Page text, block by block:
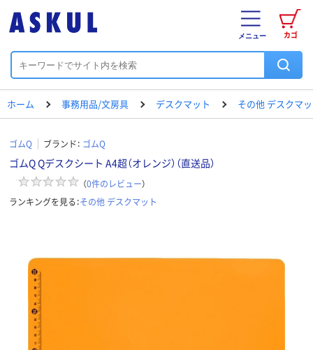
カゴ
メニュー
ホーム 事務用品/文房具 デスクマット その他 デスクマ
ゴムQ ブランド： ゴムQ
ゴムQ Qデスクシート A4超（オレンジ）（直送品）
（0件のレビュー）
ランキングを見る：その他 デスクマット